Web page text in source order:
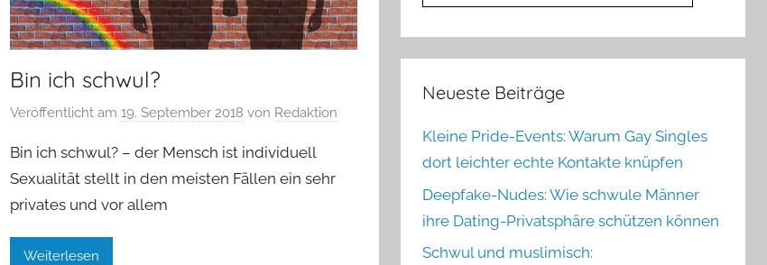
Bin ich schwul?
Veröffentlicht am19. September 2018 von Redaktion
Bin ich schwul? – der Mensch ist individuell
Sexualität stellt in den meisten Fällen ein sehr
privates und vor allem
Weiterlesen
Neueste Beiträge
Kleine Pride-Events: Warum Gay Singles
dort leichter echte Kontakte knüpfen
Deepfake-Nudes: Wie schwule Männer
ihre Dating-Privatsphäre schützen können
Schwul und muslimisch: